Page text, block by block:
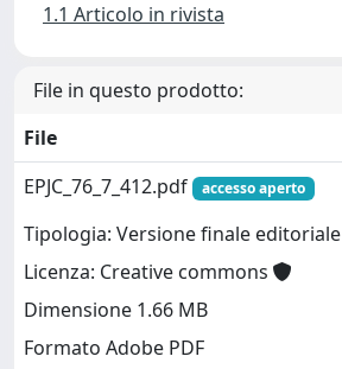
1.1 Articolo in rivista
File in questo prodotto:
File
EPJC_76_7_412.pdf
accesso aperto
Tipologia: Versione finale editoriale
Licenza: Creative commons
Dimensione 1.66 MB
Formato Adobe PDF